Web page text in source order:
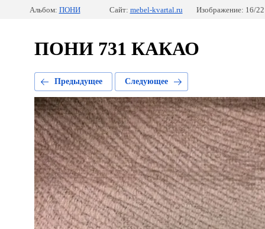
Альбом: ПОНИ Сайт: mebel-kvartal.ru Изображение: 16/22
ПОНИ 731 КАКАО
Предыдущее Следующее